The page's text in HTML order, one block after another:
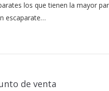
los que tienen la mayor
escaparate…
de venta